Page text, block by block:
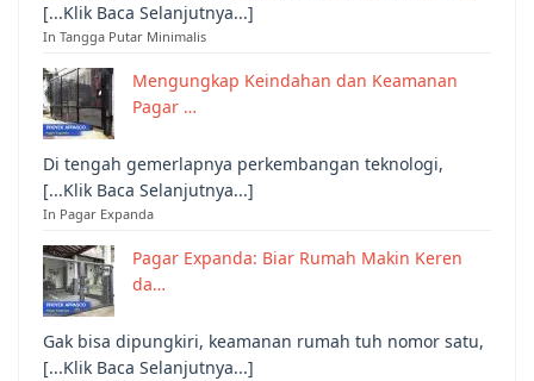
[...Klik Baca Selanjutnya...]
In Tangga Putar Minimalis
Mengungkap Keindahan dan Keamanan
Pagar …
Di tengah gemerlapnya perkembangan teknologi,
[...Klik Baca Selanjutnya...]
In Pagar Expanda
Pagar Expanda: Biar Rumah Makin Keren
da…
Gak bisa dipungkiri, keamanan rumah tuh nomor satu,
[...Klik Baca Selanjutnya...]